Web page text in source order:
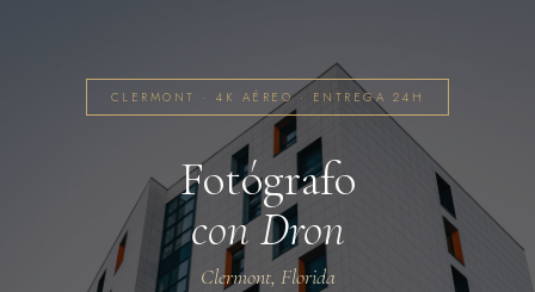
CLERMONT · 4K AÉREO · ENTREGA 24H
Fotógrafo
con Dron
Clermont, Florida